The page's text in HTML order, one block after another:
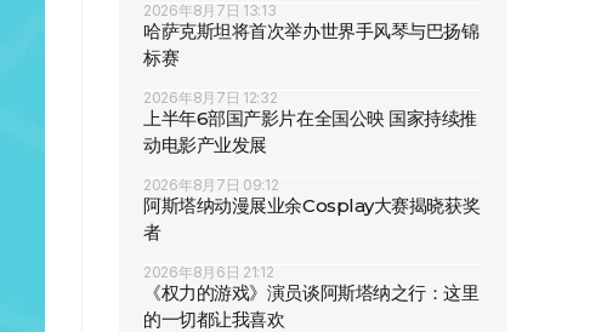
2026年8月7日 13:13
哈萨克斯坦将首次举办世界手风琴与巴扬锦
标赛
2026年8月7日 12:32
上半年6部国产影片在全国公映 国家持续推
动电影产业发展
2026年8月7日 09:12
阿斯塔纳动漫展业余Cosplay大赛揭晓获奖
者
2026年8月6日 21:12
《权力的游戏》演员谈阿斯塔纳之行：这里
的一切都让我喜欢